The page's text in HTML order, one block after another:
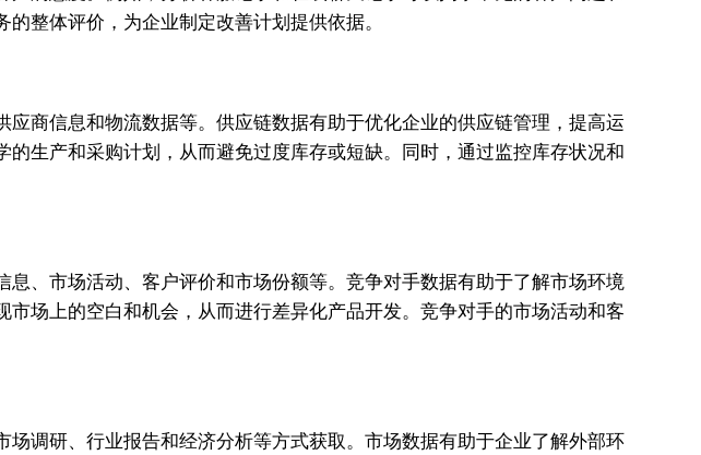
整体评价，为企业制定改善计划提供依据。
商信息和物流数据等。供应链数据有助于优化企业的供应链管理，提高运
生产和采购计划，从而避免过度库存或短缺。同时，通过监控库存状况和
、市场活动、客户评价和市场份额等。竞争对手数据有助于了解市场环境
场上的空白和机会，从而进行差异化产品开发。竞争对手的市场活动和客
调研、行业报告和经济分析等方式获取。市场数据有助于企业了解外部环